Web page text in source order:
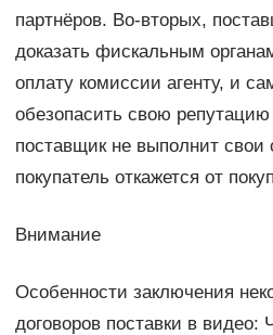
партнёров. Во-вторых,
доказать фискальным
оплату комиссии агенту, и
обезопасить свою
поставщик не выполнит свои
покупатель откажется от
Внимание
Особенности заключения
договоров поставки в видео: